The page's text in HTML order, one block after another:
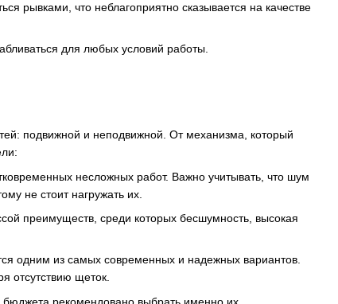
рывками, что неблагоприятно сказывается на качестве
для любых условий работы.
подвижной и неподвижной. От механизма, который
несложных работ. Важно учитывать, что шум
не стоит нагружать их.
преимуществ, среди которых бесшумность, высокая
одним из самых современных и надежных вариантов.
отсутствию щеток.
рекомендовано выбрать именно их.